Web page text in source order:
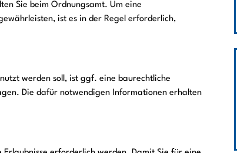
Sie beim Ordnungsamt. Um eine
ist es in der Regel erforderlich,
werden soll, ist ggf. eine baurechtliche
Die dafür notwendigen Informationen erhalten